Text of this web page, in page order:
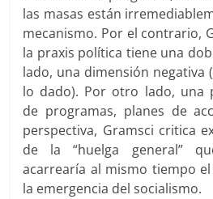
las masas están
mecanismo. Por el contrario,
la praxis política tiene una
lado, una dimensión negativa
lo dado). Por otro lado, una
de programas, planes de
perspectiva, Gramsci critica
de la “huelga general”
acarrearía al mismo tiempo
la emergencia del socialismo.